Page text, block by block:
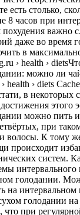
есть столько,
8 часов при
похудения важно
даже во время
в
› health ›
можно ли
health › diets
в некоторых
этого
можно пить
при
волосы. К тому
происходит
систем.
голодании.
на
голодании
что при